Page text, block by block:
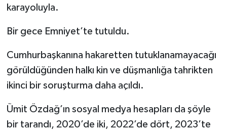
karayoluyla.
Bir gece Emniyet’te tutuldu.
Cumhurbaşkanına hakaretten tutuklanamayacağı
görüldüğünden halkı kin ve düşmanlığa tahrikten
ikinci bir soruşturma daha açıldı.
Ümit Özdağ’ın sosyal medya hesapları da şöyle
bir tarandı, 2020’de iki, 2022’de dört, 2023’te